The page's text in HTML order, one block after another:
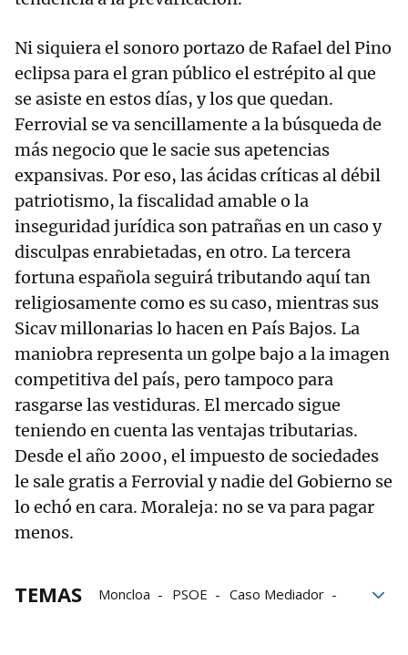
Ni siquiera el sonoro portazo de Rafael del Pino
eclipsa para el gran público el estrépito al que
se asiste en estos días, y los que quedan.
Ferrovial se va sencillamente a la búsqueda de
más negocio que le sacie sus apetencias
expansivas. Por eso, las ácidas críticas al débil
patriotismo, la fiscalidad amable o la
inseguridad jurídica son patrañas en un caso y
disculpas enrabietadas, en otro. La tercera
fortuna española seguirá tributando aquí tan
religiosamente como es su caso, mientras sus
Sicav millonarias lo hacen en País Bajos. La
maniobra representa un golpe bajo a la imagen
competitiva del país, pero tampoco para
rasgarse las vestiduras. El mercado sigue
teniendo en cuenta las ventajas tributarias.
Desde el año 2000, el impuesto de sociedades
le sale gratis a Ferrovial y nadie del Gobierno se
lo echó en cara. Moraleja: no se va para pagar
menos.
TEMAS Moncloa PSOE
Caso Mediador